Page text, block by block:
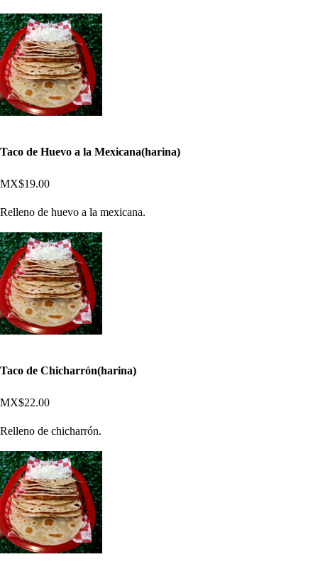
Taco de Huevo a la Mexicana(harina)
MX$19.00
Relleno de huevo a la mexicana.
Taco de Chicharrón(harina)
MX$22.00
Relleno de chicharrón.